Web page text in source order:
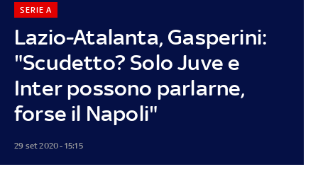
Lazio-Atalanta, Gasperini:
"Scudetto? Solo Juve e
Inter possono parlarne,
forse il Napoli"
SERIE A
29 set 2020 - 15:15